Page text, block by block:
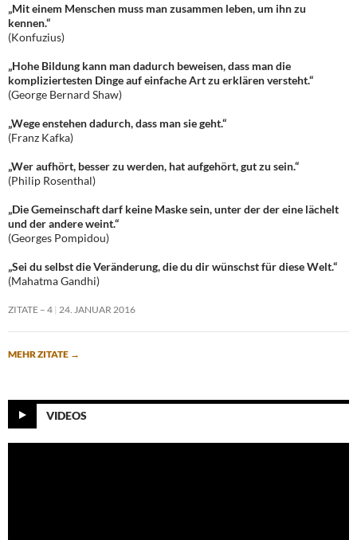
„Mit einem Menschen muss man zusammen leben, um ihn zu
kennen.“
(Konfuzius)
„Hohe Bildung kann man dadurch beweisen, dass man die
kompliziertesten Dinge auf einfache Art zu erklären versteht.“
(George Bernard Shaw)
„Wege enstehen dadurch, dass man sie geht.“
(Franz Kafka)
„Wer aufhört, besser zu werden, hat aufgehört, gut zu sein.“
(Philip Rosenthal)
„Die Gemeinschaft darf keine Maske sein, unter der der eine lächelt
und der andere weint.“
(Georges Pompidou)
„Sei du selbst die Veränderung, die du dir wünschst für diese Welt.“
(Mahatma Gandhi)
ZITATE – 4 24. JANUAR 2016
MEHR ZITATE →
VIDEOS